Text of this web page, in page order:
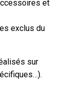
et
exclus du
sur